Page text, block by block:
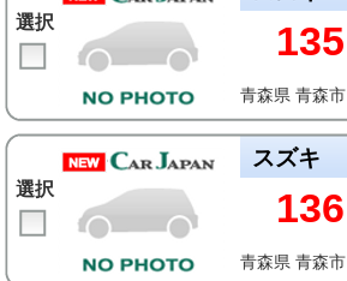
選択 135
青森県 青森市
選択
スズキ
136
青森県 青森市